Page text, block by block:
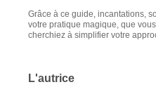
Grâce à ce guide, incantations,
votre pratique magique, que
cherchiez à simplifier votre
L'autrice